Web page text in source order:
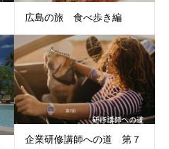
広島の旅 食べ歩き編
企業研修講師への道 第７